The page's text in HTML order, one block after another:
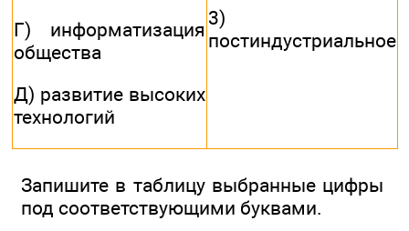
Г) информатизация
общества
Д) развитие высоких
технологий
3)
постиндустриальное
Запишите в таблицу выбранные цифры
под соответствующими буквами.